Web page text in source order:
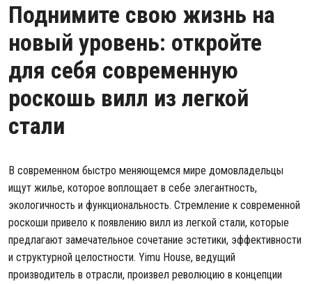
Поднимите свою жизнь на
новый уровень: откройте
для себя современную
роскошь вилл из легкой
стали
В современном быстро меняющемся мире домовладельцы
ищут жилье, которое воплощает в себе элегантность,
экологичность и функциональность. Стремление к современной
роскоши привело к появлению вилл из легкой стали, которые
предлагают замечательное сочетание эстетики, эффективности
и структурной целостности. Yimu House, ведущий
производитель в отрасли, произвел революцию в концепции